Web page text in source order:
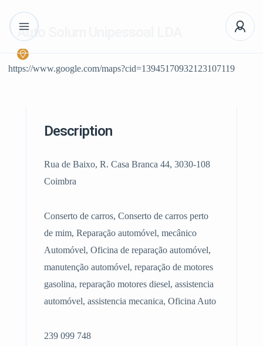
Auto Solum Unipessoal LDA
https://www.google.com/maps?cid=13945170932123107119
Description
Rua de Baixo, R. Casa Branca 44, 3030-108
Coimbra
Conserto de carros, Conserto de carros perto
de mim, Reparação automóvel, mecânico
Automóvel, Oficina de reparação automóvel,
manutenção automóvel, reparação de motores
gasolina, reparação motores diesel, assistencia
automóvel, assistencia mecanica, Oficina Auto
239 099 748